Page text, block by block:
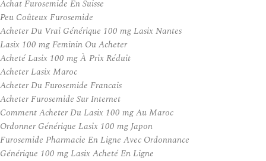
Achat Furosemide En Suisse
Peu Coûteux Furosemide
Acheter Du Vrai Générique 100 mg Lasix Nantes
Lasix 100 mg Feminin Ou Acheter
Acheté Lasix 100 mg À Prix Réduit
Acheter Lasix Maroc
Acheter Du Furosemide Francais
Acheter Furosemide Sur Internet
Comment Acheter Du Lasix 100 mg Au Maroc
Ordonner Générique Lasix 100 mg Japon
Furosemide Pharmacie En Ligne Avec Ordonnance
Générique 100 mg Lasix Acheté En Ligne